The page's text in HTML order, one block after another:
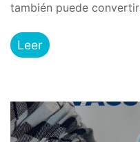
también puede
Leer